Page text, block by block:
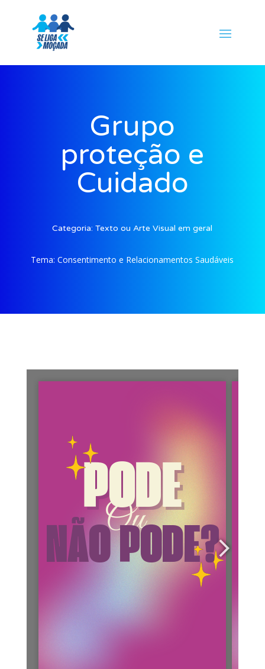
Grupo
proteção e
Cuidado
Categoria:Texto ou Arte Visual em geral
Tema:Consentimento e Relacionamentos Saudáveis